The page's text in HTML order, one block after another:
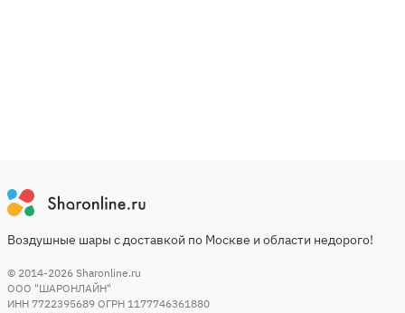
Воздушные шары с доставкой по Москве и области недорого!
© 2014-2026 Sharonline.ru
ООО "ШАРОНЛАЙН"
ИНН 7722395689 ОГРН 1177746361880